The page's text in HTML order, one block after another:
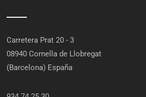
Carretera Prat 20 - 3
08940 Cornella de Llobregat
(Barcelona) España